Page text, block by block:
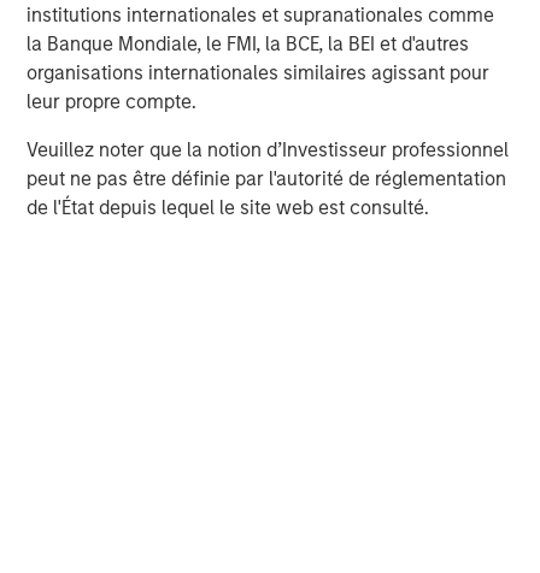
institutions internationales et supranationales comme
la Banque Mondiale, le FMI, la BCE, la BEI et d'autres
organisations internationales similaires agissant pour
leur propre compte.
Veuillez noter que la notion d’Investisseur professionnel
peut ne pas être définie par l'autorité de réglementation
de l'État depuis lequel le site web est consulté.
Morgan Stanley Energy Partners
Morgan Stanley Energy Partners makes control
investments in energy companies primarily located in
North America. The team focuses on the buyout and
build-up of strategically attractive, established energy
businesses across the energy value chain in partnership
with best-in-class management teams.